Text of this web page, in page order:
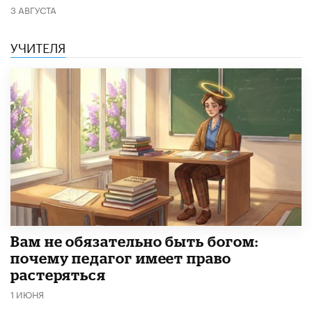
3 АВГУСТА
УЧИТЕЛЯ
​Вам не обязательно быть богом:
почему педагог имеет право
растеряться
1 ИЮНЯ